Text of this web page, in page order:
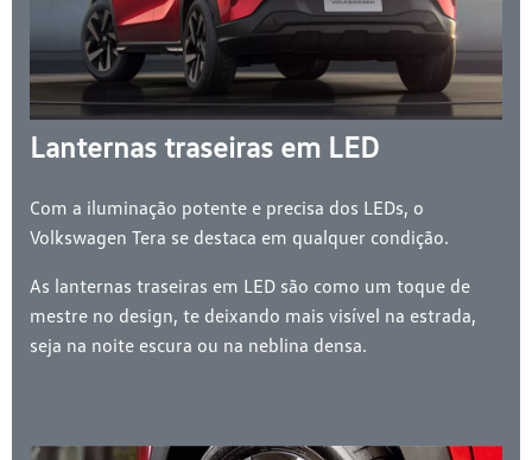
Lanternas traseiras em LED
Com a iluminação potente e precisa dos LEDs, o
Volkswagen Tera se destaca em qualquer condição.
As lanternas traseiras em LED são como um toque de
mestre no design, te deixando mais visível na estrada,
seja na noite escura ou na neblina densa.